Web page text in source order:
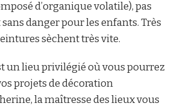
d’organique volatile), pas
sans danger pour les enfants. Très
sèchent très vite.
un lieu privilégié où vous pourrez
projets de décoration
la maîtresse des lieux vous